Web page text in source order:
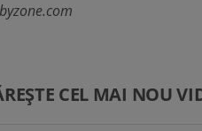
CEL MAI NOU